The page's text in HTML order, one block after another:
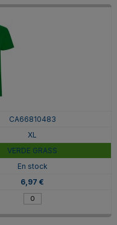
CA66810483
XL
VERDE GRASS
En stock
6,97 €